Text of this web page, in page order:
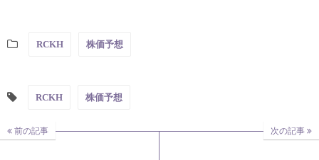
RCKH 株価予想
RCKH 株価予想
前の記事 次の記事